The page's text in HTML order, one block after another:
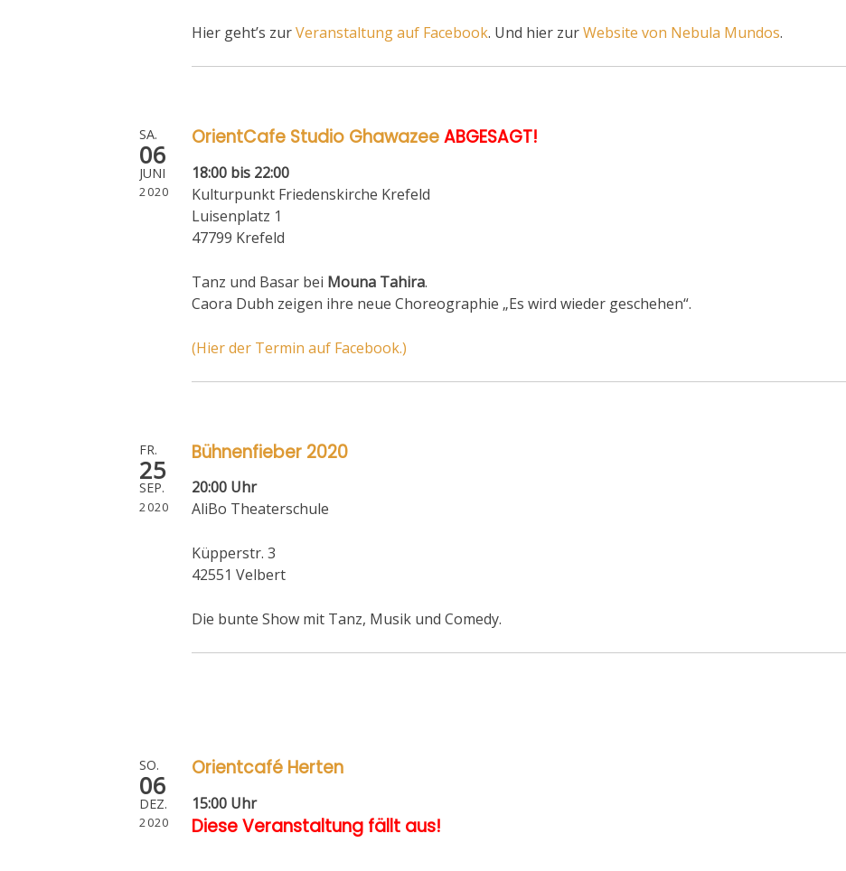
Hier geht’s zurVeranstaltung auf Facebook. Und hier zurWebsite von Nebula Mundos.
SA.
06
JUNI
2020
OrientCafe Studio GhawazeeABGESAGT!
18:00 bis 22:00
Kulturpunkt Friedenskirche Krefeld
Luisenplatz 1
47799 Krefeld
Tanz und Basar bei Mouna Tahira.
Caora Dubh zeigen ihre neue Choreographie „Es wird wieder geschehen“.
(Hier der Termin auf Facebook.)
FR.
25
SEP.
2020
Bühnenfieber 2020
20:00 Uhr
AliBo Theaterschule
Küpperstr. 3
42551 Velbert
Die bunte Show mit Tanz, Musik und Comedy.
SO.
06
DEZ.
2020
Orientcafé Herten
15:00 Uhr
Diese Veranstaltung fällt aus!